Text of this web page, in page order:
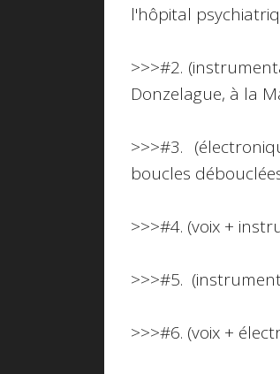
l'hôpital
>>>#2.
Donzelague, à la
>>>#3.
boucles
>>>#4. (voix +
>>>#5.
>>>#6. (voix +